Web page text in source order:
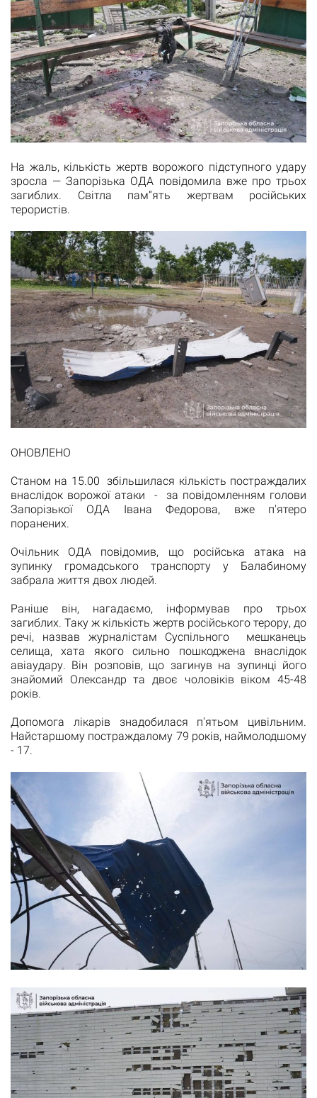
На жаль, кількість жертв ворожого підступного удару
зросла — Запорізька ОДА повідомила вже про трьох
загиблих. Світла пам“ять жертвам російських
терористів.
ОНОВЛЕНО
Станом на 15.00 збільшилася кількість постраждалих
внаслідок ворожої атаки - за повідомленням голови
Запорізької ОДА Івана Федорова, вже п'ятеро
поранених.
Очільник ОДА повідомив, що російська атака на
зупинку громадського транспорту у Балабиному
забрала життя двох людей.
Раніше він, нагадаємо, інформував про трьох
загиблих. Таку ж кількість жертв російського терору, до
речі, назвав журналістам Суспільного мешканець
селища, хата якого сильно пошкоджена внаслідок
авіаудару. Він розповів, що загинув на зупинці його
знайомий Олександр та двоє чоловіків віком 45-48
років.
Допомога лікарів знадобилася п'ятьом цивільним.
Найстаршому постраждалому 79 років, наймолодшому
- 17.